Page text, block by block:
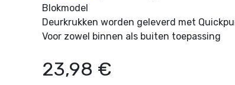
Blokmodel
Deurkrukken worden geleverd met
Voor zowel binnen als buiten toepassing
23,98 €